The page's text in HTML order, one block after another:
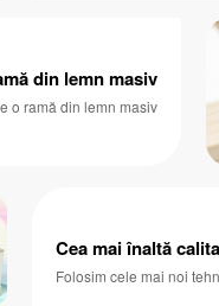
din lemn masiv
o ramă din lemn masiv
Cea mai înaltă
Folosim cele mai noi